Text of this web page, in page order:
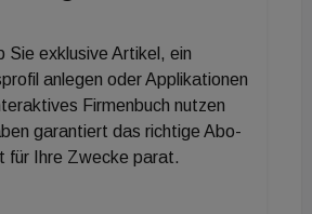
und ich bin noch super
Gangoly beruflich in
Partner:innen: Irene Kristiner
Dominik Troppan, der das
Sie exklusive Artikel, ein
anlegen oder Applikationen
Firmenbuch nutzen
garantiert das richtige Abo-
für Ihre Zwecke parat.